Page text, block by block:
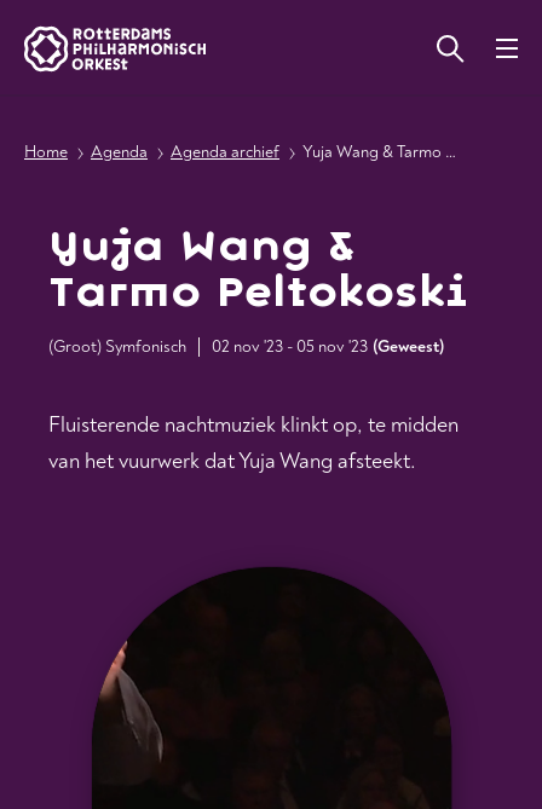
Home Agenda Agenda archief Yuja Wang & Tarmo Peltokoski
Yuja Wang &
Tarmo Peltokoski
(Groot) Symfonisch 02 nov '23 - 05 nov '23 (Geweest)
Fluisterende nachtmuziek klinkt op, te midden
van het vuurwerk dat Yuja Wang afsteekt.